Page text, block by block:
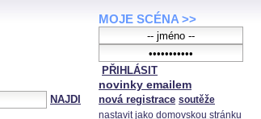
NAJDI
MOJE SCÉNA >>
PŘIHLÁSIT
novinky emailem
nová registrace soutěže
nastavit jako domovskou stránku